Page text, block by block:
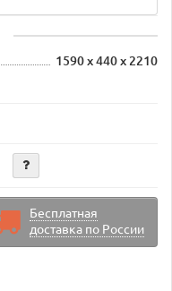
1590 х 440 х 2210
Бесплатная
доставка по России